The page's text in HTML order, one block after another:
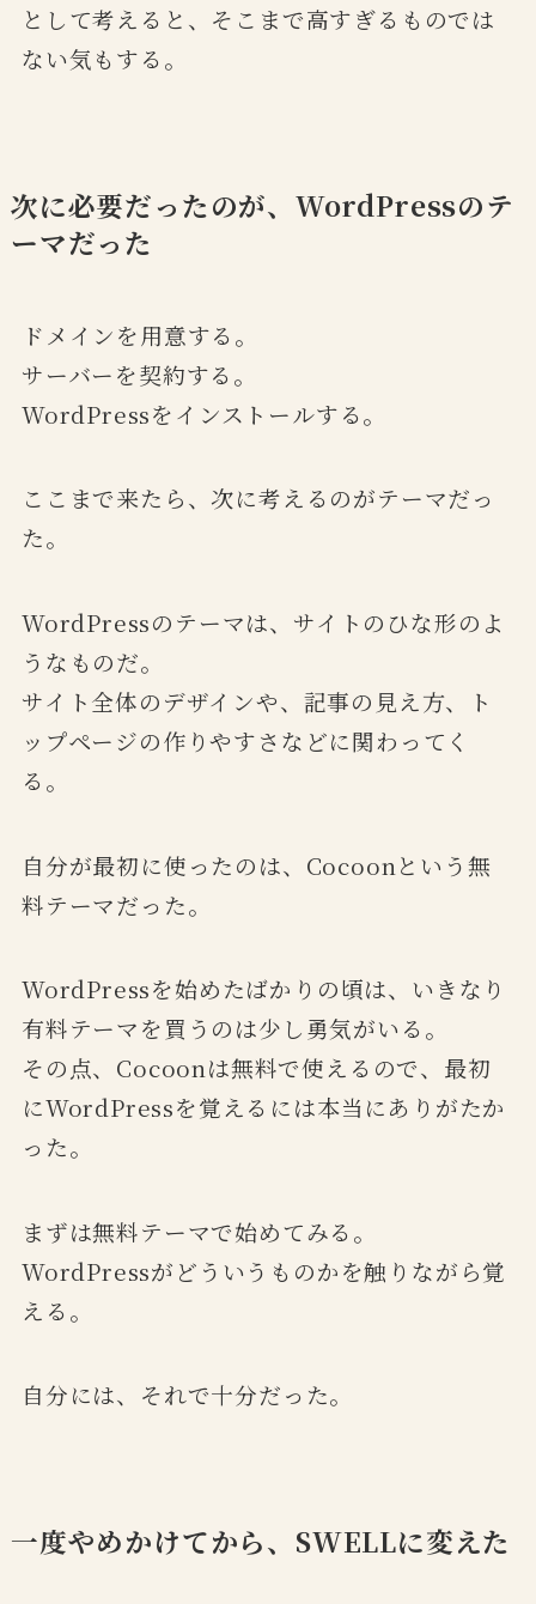
として考えると、そこまで高すぎるものでは
ない気もする。
次に必要だったのが、WordPressのテ
ーマだった
ドメインを用意する。
サーバーを契約する。
WordPressをインストールする。
ここまで来たら、次に考えるのがテーマだっ
た。
WordPressのテーマは、サイトのひな形のよ
うなものだ。
サイト全体のデザインや、記事の見え方、ト
ップページの作りやすさなどに関わってく
る。
自分が最初に使ったのは、Cocoonという無
料テーマだった。
WordPressを始めたばかりの頃は、いきなり
有料テーマを買うのは少し勇気がいる。
その点、Cocoonは無料で使えるので、最初
にWordPressを覚えるには本当にありがたか
った。
まずは無料テーマで始めてみる。
WordPressがどういうものかを触りながら覚
える。
自分には、それで十分だった。
一度やめかけてから、SWELLに変えた